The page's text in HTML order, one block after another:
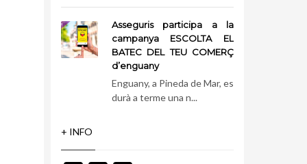
Asseguris participa a la
campanya ESCOLTA EL
BATEC DEL TEU COMERÇ
d’enguany
Enguany, a Pineda de Mar, es
durà a terme una n...
+ INFO